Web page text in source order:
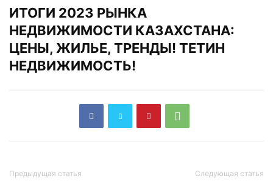
ИТОГИ 2023 РЫНКА
НЕДВИЖИМОСТИ КАЗАХСТАНА:
ЦЕНЫ, ЖИЛЬЕ, ТРЕНДЫ! ТЕТИН
НЕДВИЖИМОСТЬ!
Предыдущая статья Следующая статья